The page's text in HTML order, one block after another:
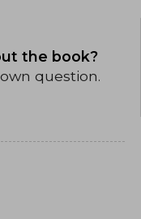
the book?
question.